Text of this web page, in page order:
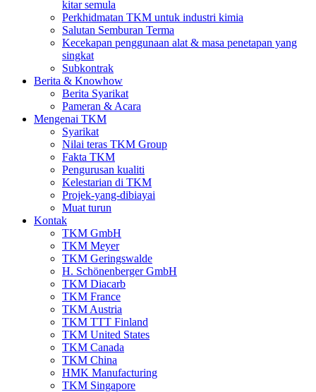
kitar semula
Perkhidmatan TKM untuk industri kimia
Salutan Semburan Terma
Kecekapan penggunaan alat & masa penetapan yang
singkat
Subkontrak
Berita & Knowhow
Berita Syarikat
Pameran & Acara
Mengenai TKM
Syarikat
Nilai teras TKM Group
Fakta TKM
Pengurusan kualiti
Kelestarian di TKM
Projek-yang-dibiayai
Muat turun
Kontak
TKM GmbH
TKM Meyer
TKM Geringswalde
H. Schönenberger GmbH
TKM Diacarb
TKM France
TKM Austria
TKM TTT Finland
TKM United States
TKM Canada
TKM China
HMK Manufacturing
TKM Singapore